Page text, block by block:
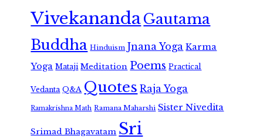
VivekanandaGautama
Buddha Hinduism Jnana Yoga Karma
Yoga Mataji Meditation Poems Practical
Vedanta Q&A Quotes Raja Yoga
Ramakrishna Math Ramana Maharshi Sister Nivedita
Srimad Bhagavatam Sri